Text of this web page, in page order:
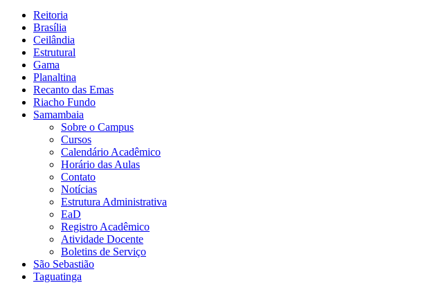
Reitoria
Brasília
Ceilândia
Estrutural
Gama
Planaltina
Recanto das Emas
Riacho Fundo
Samambaia
Sobre o Campus
Cursos
Calendário Acadêmico
Horário das Aulas
Contato
Notícias
Estrutura Administrativa
EaD
Registro Acadêmico
Atividade Docente
Boletins de Serviço
São Sebastião
Taguatinga